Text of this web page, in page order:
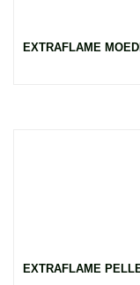
EXTRAFLAME
EXTRAFLAME